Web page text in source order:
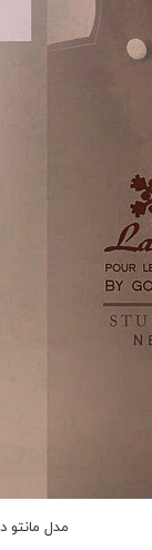
مدل مانتو